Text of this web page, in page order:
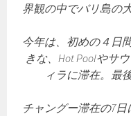
界観の中でバリ島の
今年は、初めの４日
きな、Hot Poolやサ
ィラに滞在。最
チャングー滞在の7日